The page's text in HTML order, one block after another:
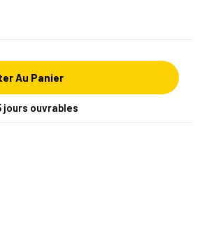
Au Panier
jours ouvrables